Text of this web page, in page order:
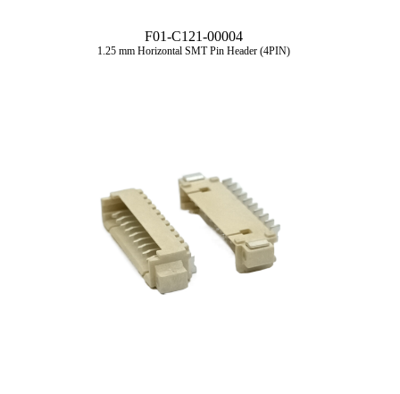
F01-C121-00004
1.25 mm Horizontal SMT Pin Header (4PIN)